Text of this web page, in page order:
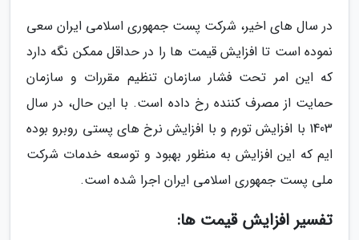
در سال های اخیر، شرکت پست جمهوری اسلامی ایران سعی
نموده است تا افزایش قیمت ها را در حداقل ممکن نگه دارد
که این امر تحت فشار سازمان تنظیم مقررات و سازمان
حمایت از مصرف کننده رخ داده است. با این حال، در سال
1403 با افزایش تورم و با افزایش نرخ های پستی روبرو بوده
ایم که این افزایش به منظور بهبود و توسعه خدمات شرکت
ملی پست جمهوری اسلامی ایران اجرا شده است.
تفسیر افزایش قیمت ها: